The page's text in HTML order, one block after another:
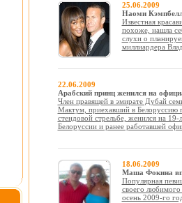
25.06.2009
Наоми Кэмпбелл
Известная
похоже, нашла
слухи о
миллиардера
22.06.2009
Арабский принц женился на
Член правящей в эмирате Дубай
Мактум, приехавший в Белоруссию
стендовой стрельбе, женился на
Белоруссии и ранее работавшей
18.06.2009
Маша Фокина
Популярная
своего
осень 2009-го